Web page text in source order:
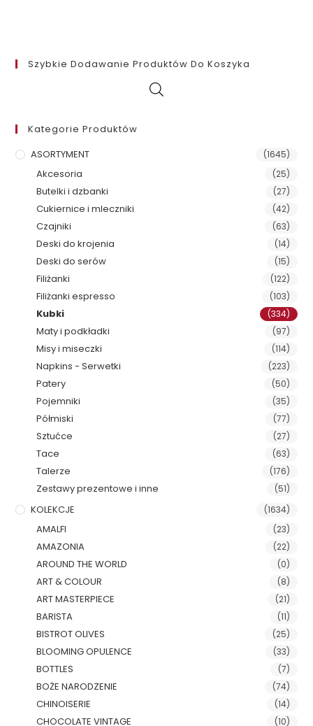
Szybkie Dodawanie Produktów Do Koszyka
Kategorie Produktów
ASORTYMENT
(1645)
Akcesoria (25)
Butelki i dzbanki (27)
Cukiernice i mleczniki (42)
Czajniki (63)
Deski do krojenia (14)
Deski do serów (15)
Filiżanki (122)
Filiżanki espresso (103)
Kubki (334)
Maty i podkładki (97)
Misy i miseczki (114)
Napkins - Serwetki (223)
Patery (50)
Pojemniki (35)
Półmiski (77)
Sztućce (27)
Tace (63)
Talerze (176)
Zestawy prezentowe i inne (51)
KOLEKCJE (1634)
AMALFI (23)
AMAZONIA (22)
AROUND THE WORLD (0)
ART & COLOUR (8)
ART MASTERPIECE (21)
BARISTA (11)
BISTROT OLIVES (25)
BLOOMING OPULENCE (33)
BOTTLES (7)
BOŻE NARODZENIE (74)
CHINOISERIE (14)
CHOCOLATE VINTAGE (10)